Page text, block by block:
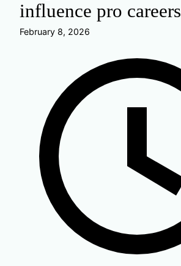
influence pro careers
February 8, 2026